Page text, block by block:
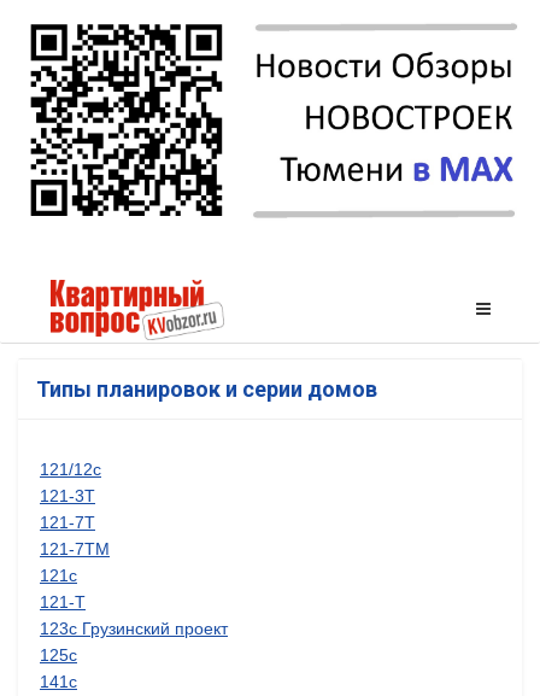
Типы планировок и серии домов
121/12с
121-3Т
121-7Т
121-7ТМ
121с
121-Т
123с Грузинский проект
125с
141с